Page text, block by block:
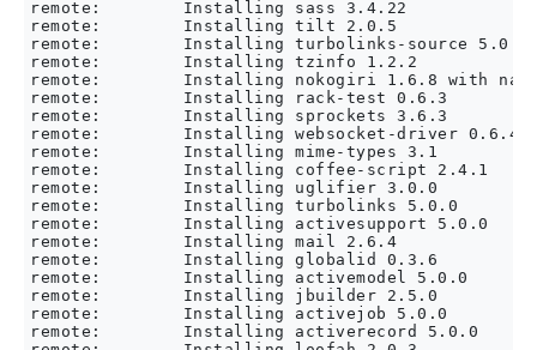
remote:        Installing sass 3.4.22
remote:        Installing tilt 2.0.5
remote:        Installing turbolinks-source 5.0.0
remote:        Installing tzinfo 1.2.2
remote:        Installing nokogiri 1.6.8 with
remote:        Installing rack-test 0.6.3
remote:        Installing sprockets 3.6.3
remote:        Installing websocket-driver 0.6.4
remote:        Installing mime-types 3.1
remote:        Installing coffee-script 2.4.1
remote:        Installing uglifier 3.0.0
remote:        Installing turbolinks 5.0.0
remote:        Installing activesupport 5.0.0
remote:        Installing mail 2.6.4
remote:        Installing globalid 0.3.6
remote:        Installing activemodel 5.0.0
remote:        Installing jbuilder 2.5.0
remote:        Installing activejob 5.0.0
remote:        Installing activerecord 5.0.0